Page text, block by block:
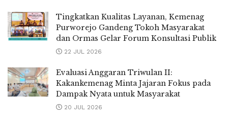
Tingkatkan Kualitas Layanan, Kemenag
Purworejo Gandeng Tokoh Masyarakat
dan Ormas Gelar Forum Konsultasi Publik
22 JUL 2026
Evaluasi Anggaran Triwulan II:
Kakankemenag Minta Jajaran Fokus pada
Dampak Nyata untuk Masyarakat
20 JUL 2026